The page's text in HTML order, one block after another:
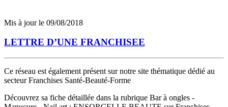
Mis à jour le 09/08/2018
LETTRE D’UNE FRANCHISEE
Ce réseau est également présent sur notre site thématique dédié au
secteur Franchises Santé-Beauté-Forme
Découvrez sa fiche détaillée dans la rubrique Bar à ongles -